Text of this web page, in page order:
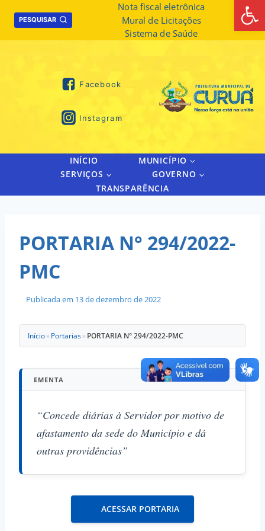
PESQUISAR
Nota fiscal eletrônica
Mural de Licitações
Sistema de Saúde
Facebook
Instagram
INÍCIO
MUNICÍPIO
SERVIÇOS
GOVERNO
TRANSPARÊNCIA
PORTARIA N° 294/2022-
PMC
Publicada em 13 de dezembro de 2022
Início» Portarias» PORTARIA N° 294/2022-PMC
EMENTA
“Concede diárias à Servidor por motivo de
afastamento da sede do Município e dá
outras providências”
ACESSAR PORTARIA